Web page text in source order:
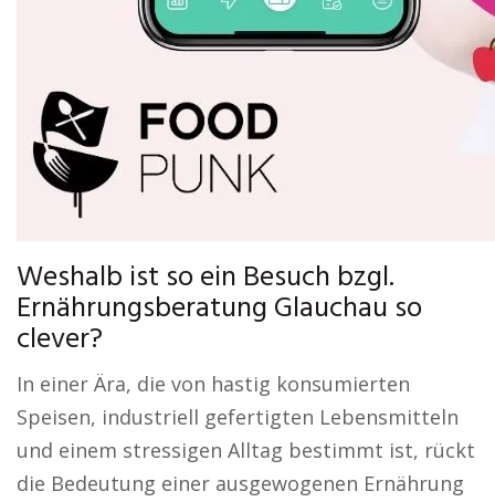
Weshalb ist so ein Besuch bzgl.
Ernährungsberatung Glauchau so
clever?
In einer Ära, die von hastig konsumierten
Speisen, industriell gefertigten Lebensmitteln
und einem stressigen Alltag bestimmt ist, rückt
die Bedeutung einer ausgewogenen Ernährung